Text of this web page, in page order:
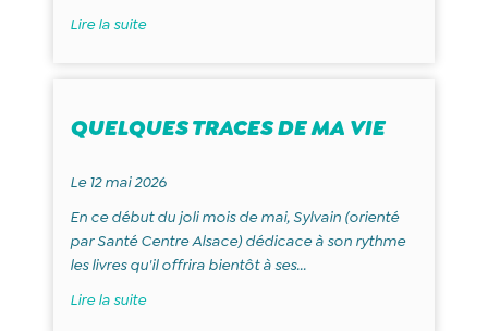
Lire la suite
QUELQUES TRACES DE MA VIE
Le 12 mai 2026
En ce début du joli mois de mai, Sylvain (orienté
par Santé Centre Alsace) dédicace à son rythme
les livres qu'il offrira bientôt à ses...
Lire la suite